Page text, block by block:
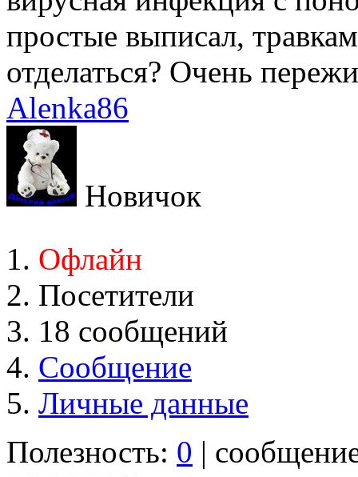
простые выписал,
отделаться? Очень
Alenka86
Новичок
Офлайн
Посетители
18 сообщений
Сообщение
Личные данные
Полезность: 0 |